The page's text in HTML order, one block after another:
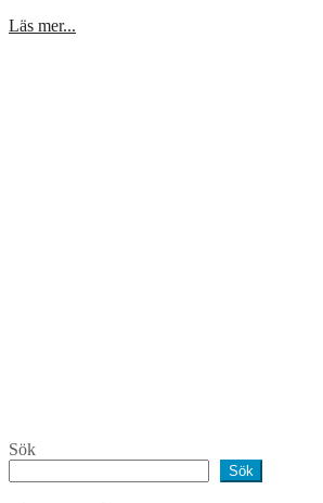
Läs mer...
Sök
Sök